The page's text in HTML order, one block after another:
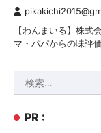
【わんまいる】株式
マ・パパからの味評
索:
PR :